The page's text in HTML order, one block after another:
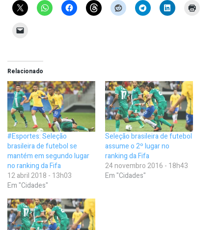
Relacionado
#Esportes: Seleção
brasileira de futebol se
mantém em segundo lugar
no ranking da Fifa
12 abril 2018 - 13h03
Em "Cidades"
Seleção brasileira de futebol
assume o 2º lugar no
ranking da Fifa
24 novembro 2016 - 18h43
Em "Cidades"